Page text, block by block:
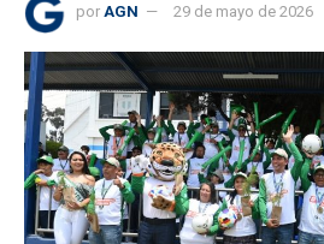
por AGN 29 de mayo de 2026